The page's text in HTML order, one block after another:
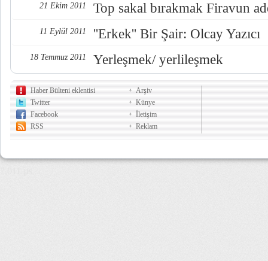
21 Ekim 2011 Top sakal bırakmak Firavun
11 Eylül 2011 ''Erkek'' Bir Şair: Olcay Yazıcı
18 Temmuz 2011 Yerleşmek/ yerlileşmek
Haber Bülteni eklentisi
Twitter
Facebook
RSS
Arşiv
Künye
İletişim
Reklam